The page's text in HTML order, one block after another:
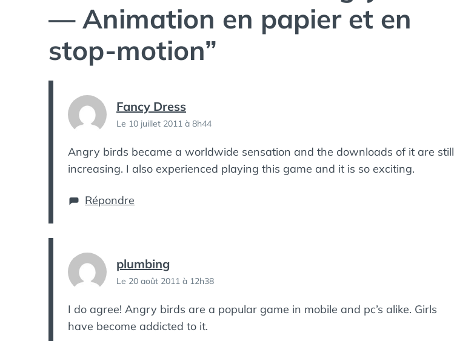
— Animation en papier et en
stop-motion”
Fancy Dress
Le 10 juillet 2011 à 8h44
Angry birds became a worldwide sensation and the downloads of it are still
increasing. I also experienced playing this game and it is so exciting.
Répondre
plumbing
Le 20 août 2011 à 12h38
I do agree! Angry birds are a popular game in mobile and pc’s alike. Girls
have become addicted to it.